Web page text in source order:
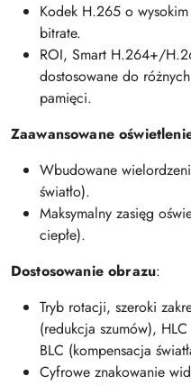
Kodek H.265 o
bitrate.
ROI, Smart H.264+/
dostosowane do
pamięci.
Zaawansowane
Wbudowane
światło).
Maksymalny zasięg
ciepłe).
Dostosowanie obrazu:
Tryb rotacji, szeroki
(redukcja szumów),
BLC (kompensacja
Cyfrowe znakowanie